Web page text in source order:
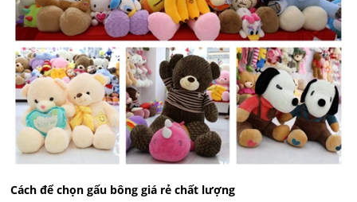
Cách để chọn gấu bông giá rẻ chất lượng